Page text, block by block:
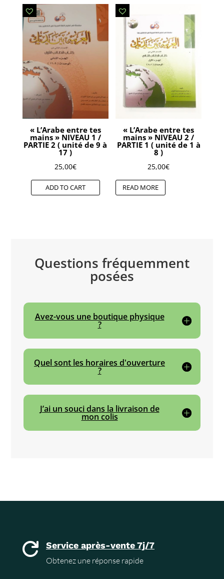
« L’Arabe entre tes
mains » NIVEAU 1 /
PARTIE 2 ( unité de 9 à
17 )
25,00€
ADD TO CART
« L’Arabe entre tes
mains » NIVEAU 2 /
PARTIE 1 ( unité de 1 à
8 )
25,00€
READ MORE
Questions fréquemment
posées
Avez-vous une boutique physique
?
Quel sont les horaires d'ouverture
?
J’ai un souci dans la livraison de
mon colis
 Service après-vente 7j/7
Obtenez une réponse rapide